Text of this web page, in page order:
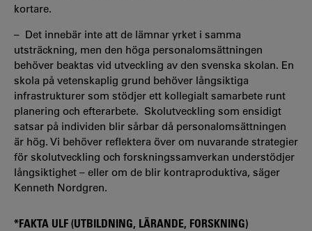
kortare.
– Det innebär inte att de lämnar yrket i samma
utsträckning, men den höga personalomsättningen
behöver beaktas vid utveckling av den svenska skolan. En
skola på vetenskaplig grund behöver långsiktiga
infrastrukturer som stödjer ett kollegialt samarbete runt
planering och efterarbete. Skolutveckling som ensidigt
satsar på individen blir sårbar då personalomsättningen
är hög. Vi behöver reflektera över om nuvarande strategier
för skolutveckling och forskningssamverkan understödjer
långsiktighet – eller om de blir kontraproduktiva, säger
Kenneth Nordgren.
*FAKTA ULF (UTBILDNING, LÄRANDE, FORSKNING)